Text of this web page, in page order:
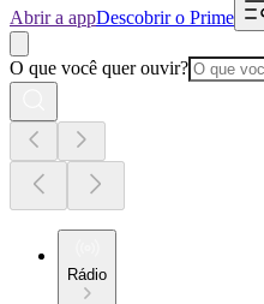
Abrir a appDescobrir o Prime
O que você quer ouvir?
Rádio